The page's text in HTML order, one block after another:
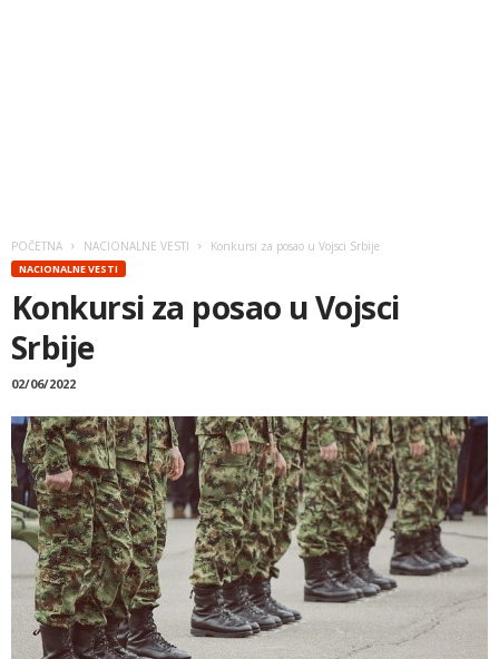
POČETNA NACIONALNE VESTI Konkursi za posao u Vojsci Srbije
NACIONALNE VESTI
Konkursi za posao u Vojsci
Srbije
02/06/2022